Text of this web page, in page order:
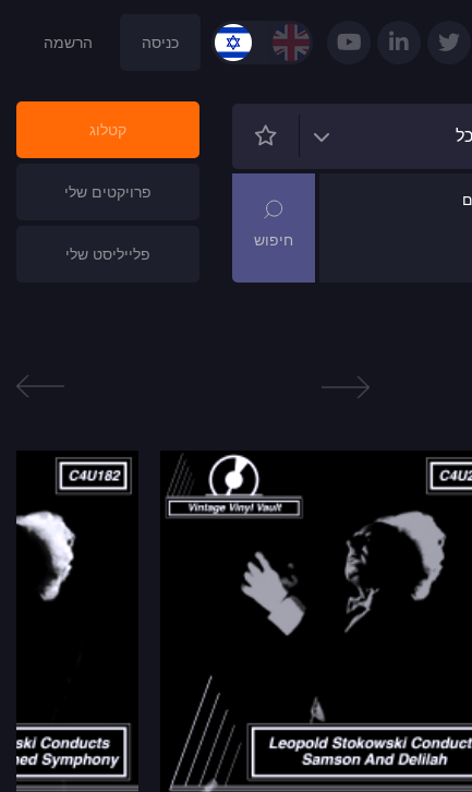
כניסה הרשמה
קטלוג
פרויקטים שלי
פלייליסט שלי